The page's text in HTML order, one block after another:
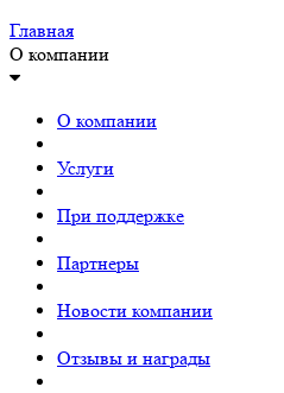
Главная
О компании
О компании
Услуги
При поддержке
Партнеры
Новости компании
Отзывы и награды